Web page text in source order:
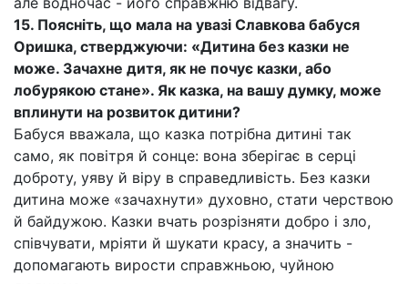
15. Поясніть, що мала на увазі Славкова бабуся
Оришка, стверджуючи: «Дитина без казки не
може. Зачахне дитя, як не почує казки, або
лобурякою стане». Як казка, на вашу думку, може
вплинути на розвиток дитини?
Бабуся вважала, що казка потрібна дитині так
само, як повітря й сонце: вона зберігає в серці
доброту, уяву й віру в справедливість. Без казки
дитина може «зачахнути» духовно, стати черствою
й байдужою. Казки вчать розрізняти добро і зло,
співчувати, мріяти й шукати красу, а значить -
допомагають вирости справжньою, чуйною